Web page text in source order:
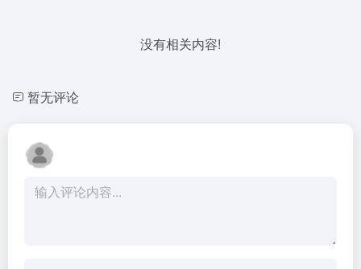
没有相关内容!
暂无评论